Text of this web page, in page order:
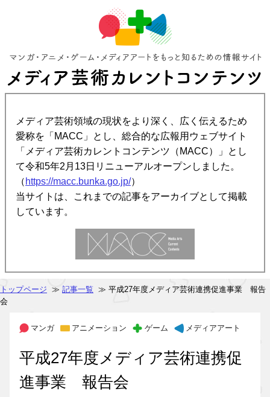
メディア芸術領域の現状をより深く、広く伝えるため
愛称を「MACC」とし、総合的な広報用ウェブサイト
「メディア芸術カレントコンテンツ（MACC）」とし
て令和5年2月13日リニューアルオープンしました。
（ https://macc.bunka.go.jp/）
当サイトは、これまでの記事をアーカイブとして掲載
しています。
トップページ ≫ 記事一覧 ≫ 平成27年度メディア芸術連携促進事業 報告
会
マンガ アニメーション ゲーム メディアアート
平成27年度メディア芸術連携促
進事業 報告会